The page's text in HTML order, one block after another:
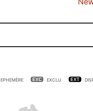
EPHEMÈRE EXCLU